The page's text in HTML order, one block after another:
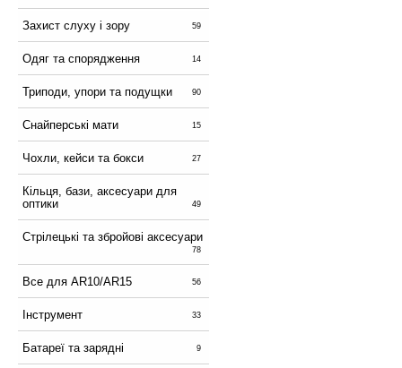
Захист слуху і зору 59
Одяг та спорядження 14
Триподи, упори та подущки 90
Снайперські мати 15
Чохли, кейси та бокси 27
Кільця, бази, аксесуари для
оптики
49
Стрілецькі та збройові аксесуари
78
Все для AR10/AR15 56
Інструмент 33
Батареї та зарядні 9